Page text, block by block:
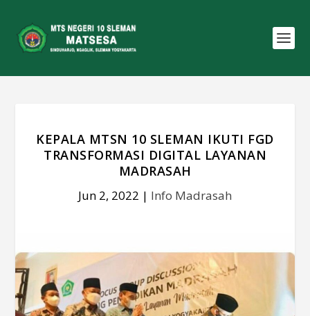
KEPALA MTSN 10 SLEMAN IKUTI FGD
TRANSFORMASI DIGITAL LAYANAN
MADRASAH
Jun 2, 2022 | Info Madrasah